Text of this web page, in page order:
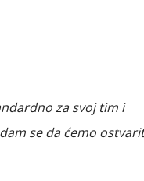
za svoj tim i
se da ćemo